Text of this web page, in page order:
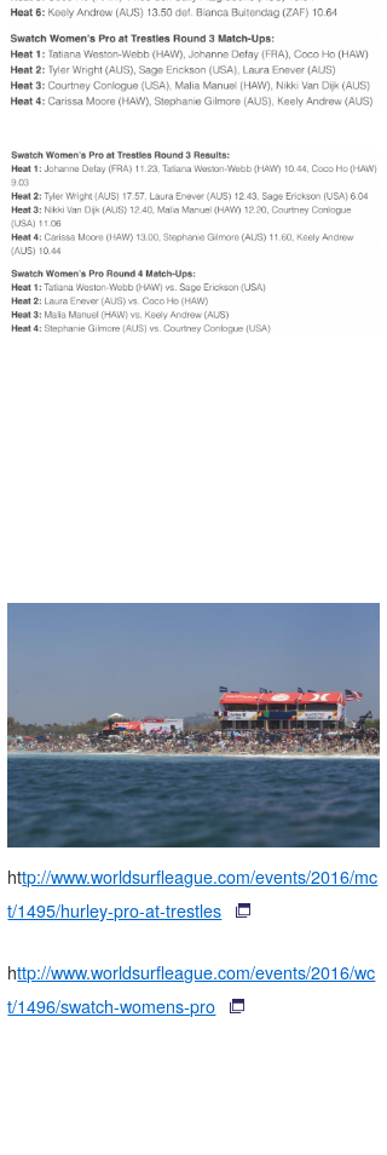
http://www.worldsurfleague.com/events/2016/mc
t/1495/hurley-pro-at-trestles
http://www.worldsurfleague.com/events/2016/wc
t/1496/swatch-womens-pro